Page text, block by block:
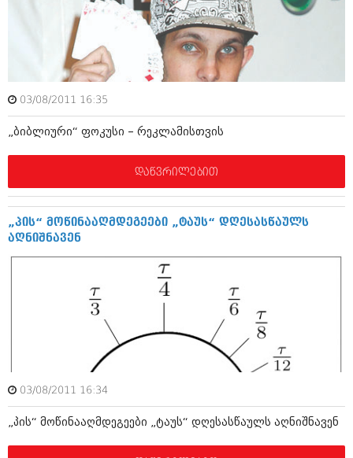
მედიცინა
სპორტი
კულინარია
ბიზნესსიახლეები
გვარები
კალეიდოსკოპი
ჰოროსკოპი და შეუცნობელი
რომანი და დეტექტივი
კულინარია
ავტორჩევები
ბელადები
ბიზნესსიახლეები
იუმორი
კალეიდოსკოპი
ჰოროსკოპი და შეუცნობელი
კრიმინალი
რომანი და დეტექტივი
სახალისო ამბები
შოუბიზნესი
დაიჯესტი
03/08/2011 16:35
„ბიბლიური“ ფოკუსი – რეკლამისთვის
დაწვრილებით
„პის“ მოწინააღმდეგეები „ტაუს“ დღესასწაულს
აღნიშნავენ
03/08/2011 16:34
„პის“ მოწინააღმდეგეები „ტაუს“ დღესასწაულს აღნიშნავენ